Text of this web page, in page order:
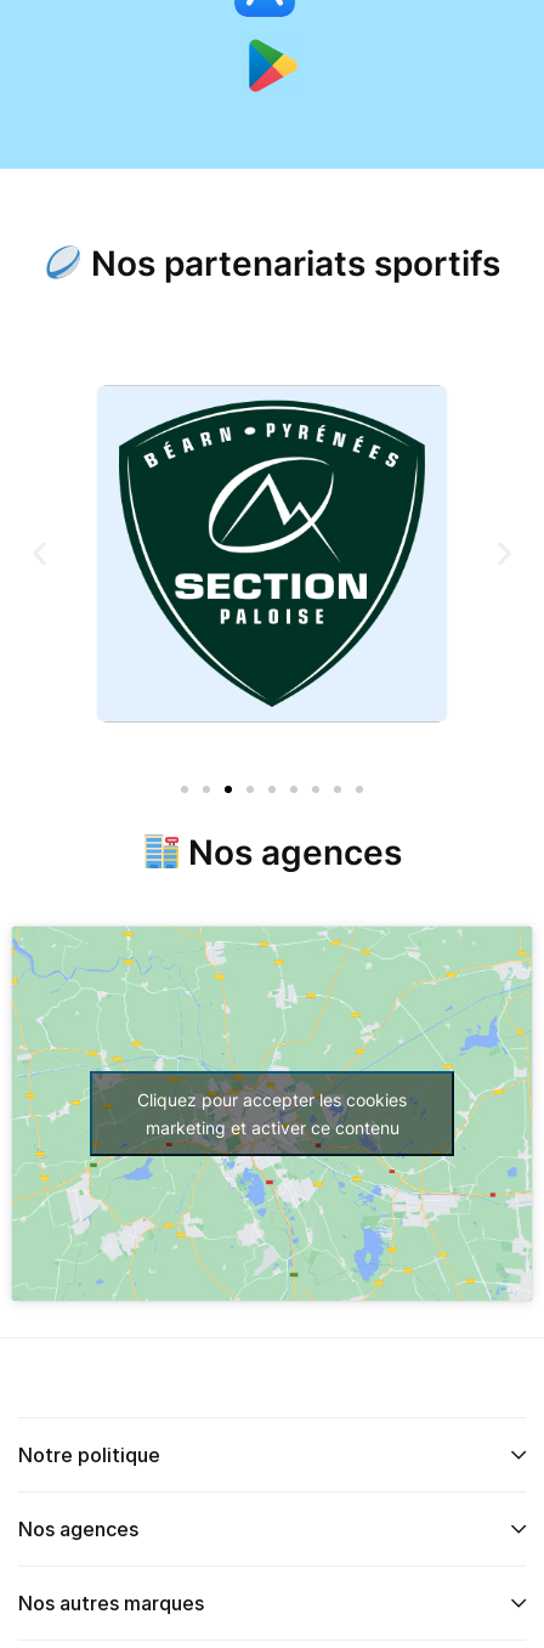
Nos partenariats sportifs
Nos agences
Cliquez pour accepter les cookies
marketing et activer ce contenu
Notre politique
Nos agences
Nos autres marques